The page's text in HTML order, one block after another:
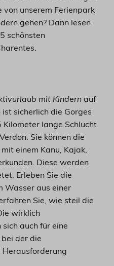
von unserem Ferienpark
gehen? Dann lesen
schönsten
mit Kindern auf
sicherlich die Gorges
Kilometer lange Schlucht
Sie können die
einem Kanu, Kajak,
Diese werden
Erleben Sie die
Wasser aus einer
Sie, wie steil die
wirklich
auch für eine
der die
Herausforderung